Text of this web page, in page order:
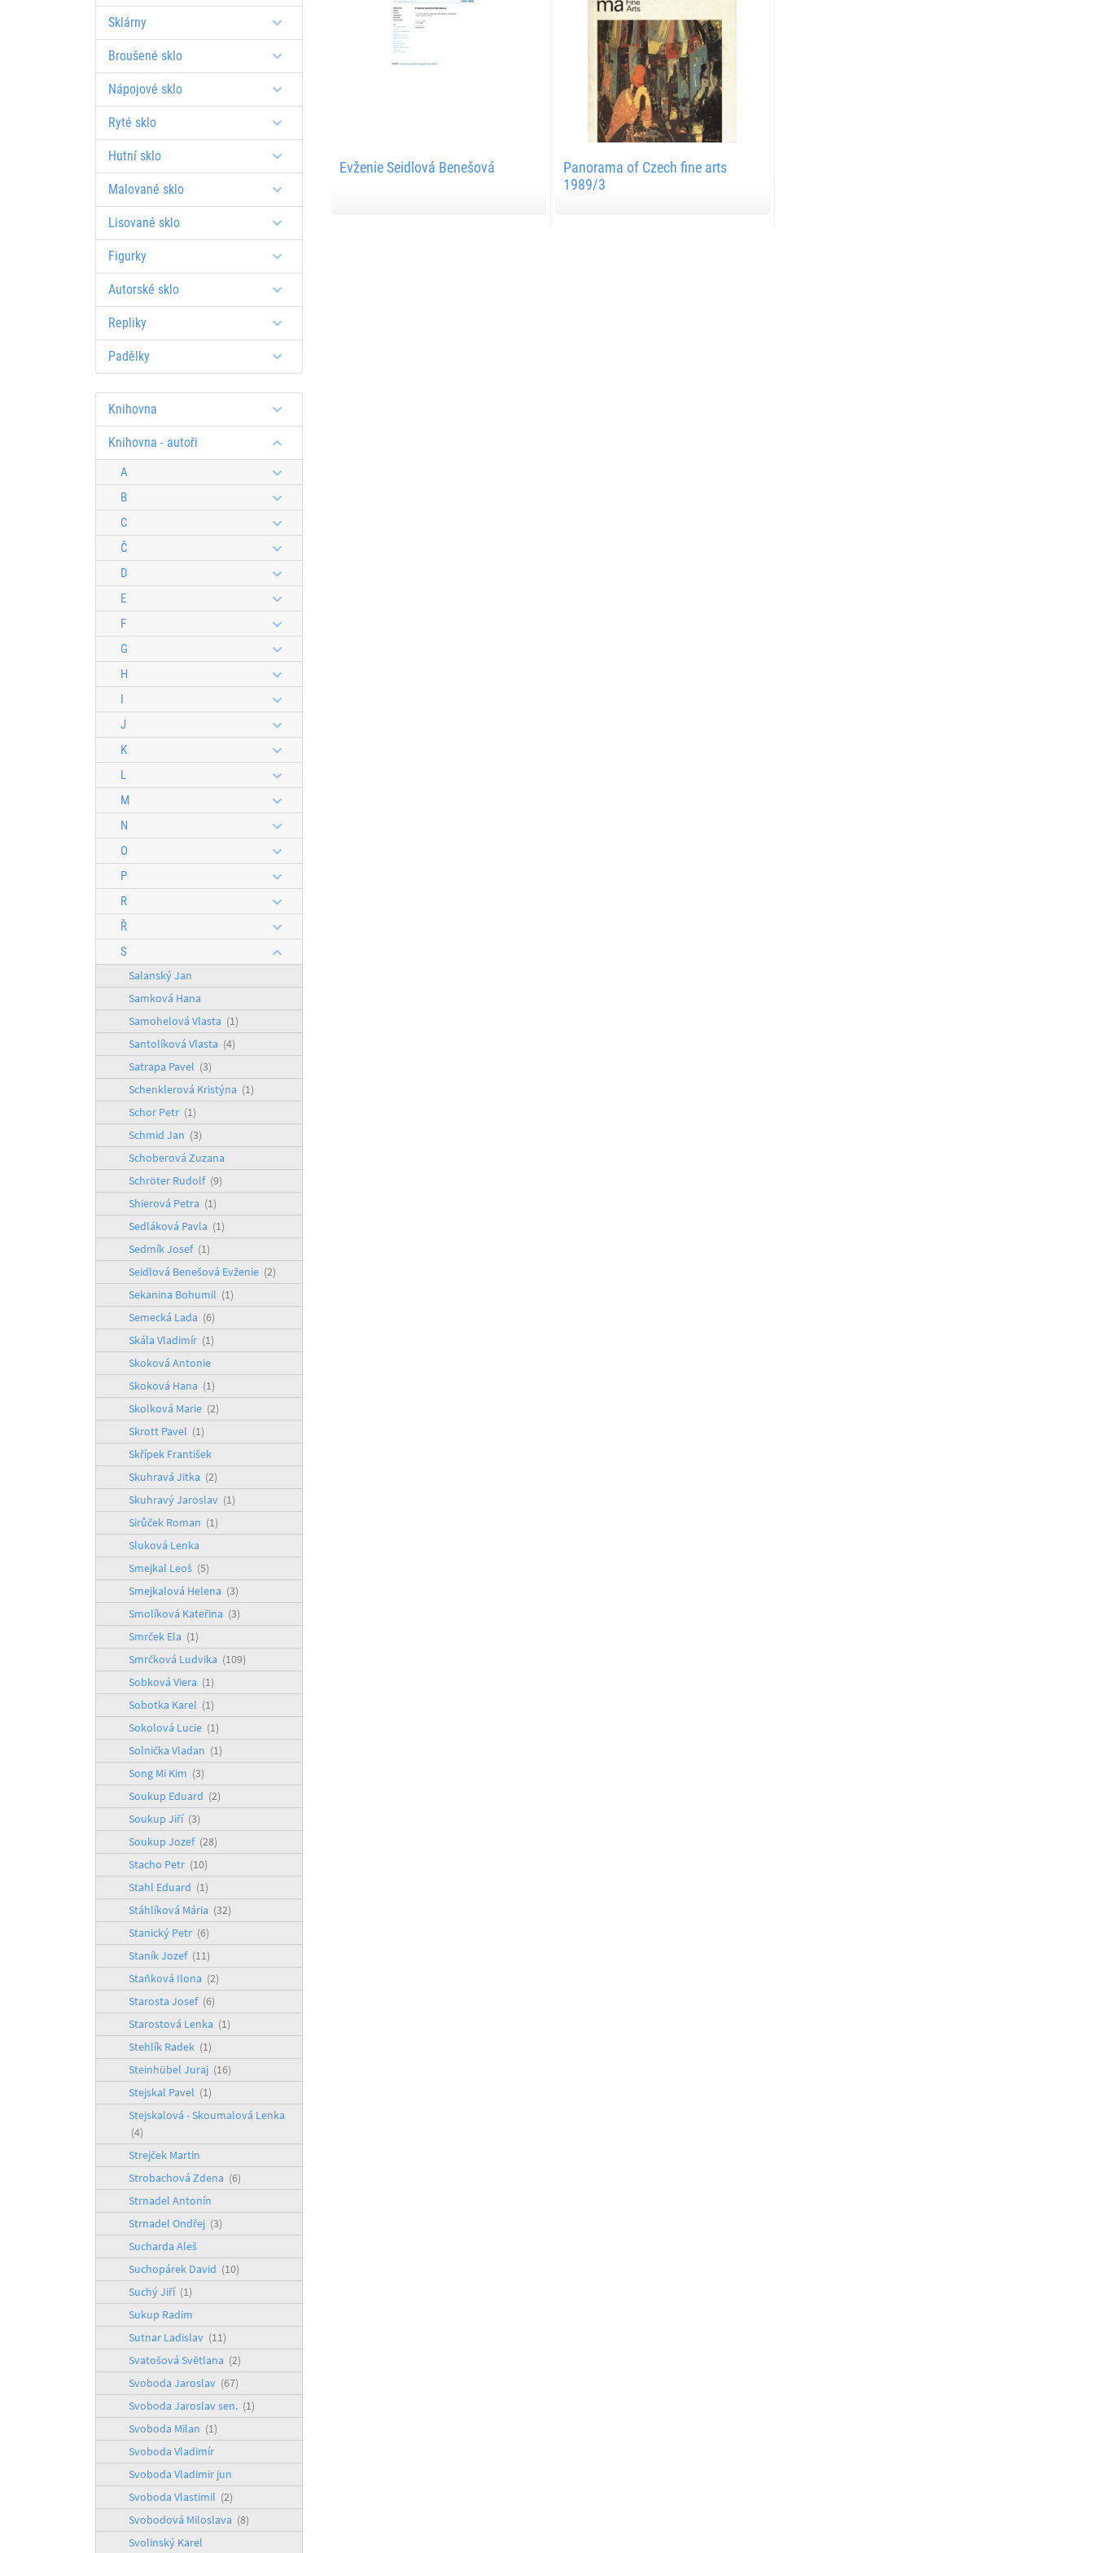
Sklárny
Broušené sklo
Nápojové sklo
Ryté sklo
Hutní sklo
Malované sklo
Lisované sklo
Figurky
Autorské sklo
Repliky
Padělky
Knihovna
Knihovna - autoři
A
B
C
Č
D
E
F
G
H
I
J
K
L
M
N
O
P
R
Ř
S
Salanský Jan
Samková Hana
Samohelová Vlasta (1)
Santolíková Vlasta (4)
Satrapa Pavel (3)
Schenklerová Kristýna (1)
Schor Petr (1)
Schmid Jan (3)
Schoberová Zuzana
Schröter Rudolf (9)
Shierová Petra (1)
Sedláková Pavla (1)
Sedmík Josef (1)
Seidlová Benešová Evženie (2)
Sekanina Bohumil (1)
Semecká Lada (6)
Skála Vladimír (1)
Skoková Antonie
Skoková Hana (1)
Skolková Marie (2)
Skrott Pavel (1)
Skřípek František
Skuhravá Jitka (2)
Skuhravý Jaroslav (1)
Sirůček Roman (1)
Sluková Lenka
Smejkal Leoš (5)
Smejkalová Helena (3)
Smolíková Kateřina (3)
Smrček Ela (1)
Smrčková Ludvika (109)
Sobková Viera (1)
Sobotka Karel (1)
Sokolová Lucie (1)
Solnička Vladan (1)
Song Mi Kim (3)
Soukup Eduard (2)
Soukup Jiří (3)
Soukup Jozef (28)
Stacho Petr (10)
Stahl Eduard (1)
Stáhlíková Mária (32)
Stanický Petr (6)
Staník Jozef (11)
Staňková Ilona (2)
Starosta Josef (6)
Starostová Lenka (1)
Stehlík Radek (1)
Steinhübel Juraj (16)
Stejskal Pavel (1)
Stejskalová - Skoumalová Lenka
(4)
Strejček Martin
Strobachová Zdena (6)
Strnadel Antonín
Strnadel Ondřej (3)
Sucharda Aleš
Suchopárek David (10)
Suchý Jiří (1)
Sukup Radim
Sutnar Ladislav (11)
Svatošová Světlana (2)
Svoboda Jaroslav (67)
Svoboda Jaroslav sen. (1)
Svoboda Milan (1)
Svoboda Vladimír
Svoboda Vladimir jun
Svoboda Vlastimil (2)
Svobodová Miloslava (8)
Svolinský Karel
Evženie Seidlová Benešová
Panorama of Czech fine arts
1989/3